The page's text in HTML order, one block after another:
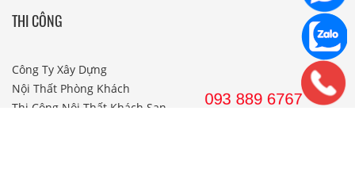
THI CÔNG
Công Ty Xây Dựng
Nội Thất Phòng Khách
Thi Công Nội Thất Khách Sạn